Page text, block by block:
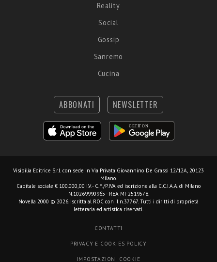
Reality
Social
Gossip
Sanremo
Cucina
ABBONATI NEWSLETTER
Visibilia Editrice S.r.l. con sede in Via Privata Giovannino De Grassi 12/12A, 20123
Milano.
Capitale sociale € 100.000,00 I.V. - C.F./P.IVA ed iscrizione alla C.C.I.A.A. di Milano
N.10269990965 - REA MI-2519578.
Novella 2000 © 2026. Iscritta al ROC con il n.37767. Tutti i diritti di proprietà
letteraria ed artistica riservati.
CONTATTI
PRIVACY E COOKIES POLICY
IMPOSTAZIONI COOKIE